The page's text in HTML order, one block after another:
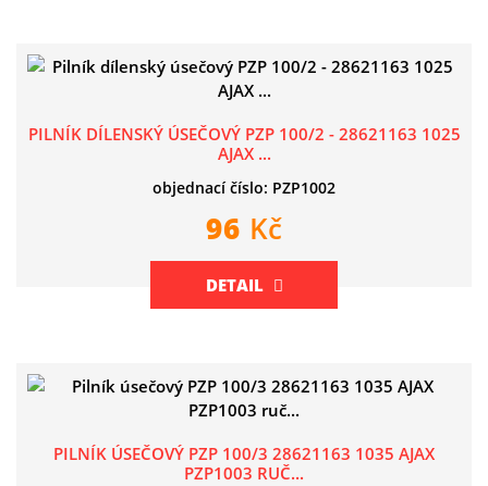
PILNÍK DÍLENSKÝ ÚSEČOVÝ PZP 100/2 - 28621163 1025
AJAX ...
objednací číslo: PZP1002
96 Kč
DETAIL
PILNÍK ÚSEČOVÝ PZP 100/3 28621163 1035 AJAX
PZP1003 RUČ...